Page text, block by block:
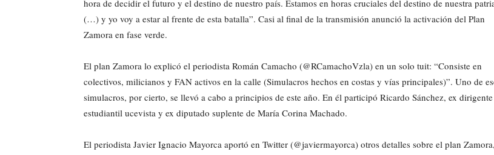
hora de decidir el futuro y el destino de nuestro país. Estamos en horas cruciales del destino de nuestra
(…) y yo voy a estar al frente de esta batalla”. Casi al final de la transmisión anunció la activación del Plan
Zamora en fase verde.
El plan Zamora lo explicó el periodista Román Camacho (@RCamachoVzla) en un solo tuit: “Consiste en
colectivos, milicianos y FAN activos en la calle (Simulacros hechos en costas y vías principales)”. Uno de
simulacros, por cierto, se llevó a cabo a principios de este año. En él participó Ricardo Sánchez, ex dirigente
estudiantil ucevista y ex diputado suplente de María Corina Machado.
El periodista Javier Ignacio Mayorca aportó en Twitter (@javiermayorca) otros detalles sobre el plan Zamora,